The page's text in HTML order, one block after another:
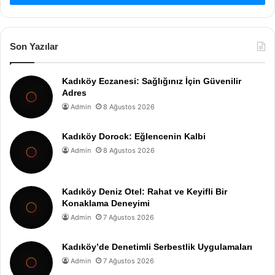
Son Yazılar
Kadıköy Eczanesi: Sağlığınız İçin Güvenilir
Adres
Admin 8 Ağustos 2026
Kadıköy Dorock: Eğlencenin Kalbi
Admin 8 Ağustos 2026
Kadıköy Deniz Otel: Rahat ve Keyifli Bir
Konaklama Deneyimi
Admin 7 Ağustos 2026
Kadıköy’de Denetimli Serbestlik Uygulamaları
Admin 7 Ağustos 2026